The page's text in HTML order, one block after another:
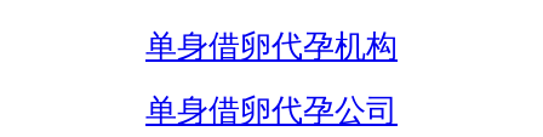
单身借卵代孕机构
单身借卵代孕公司